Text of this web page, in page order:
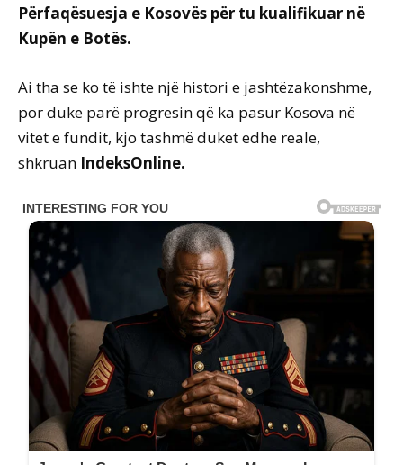
Përfaqësuesja e Kosovës për tu kualifikuar në
Kupën e Botës.
Ai tha se ko të ishte një histori e jashtëzakonshme,
por duke parë progresin që ka pasur Kosova në
vitet e fundit, kjo tashmë duket edhe reale,
shkruan IndeksOnline.